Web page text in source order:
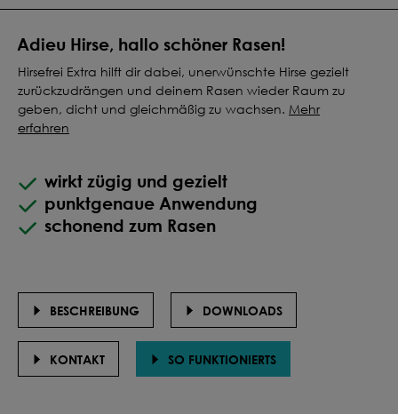
Adieu Hirse, hallo schöner Rasen!
Hirsefrei Extra hilft dir dabei, unerwünschte Hirse gezielt
zurückzudrängen und deinem Rasen wieder Raum zu
geben, dicht und gleichmäßig zu wachsen. Mehr
erfahren
wirkt zügig und gezielt
punktgenaue Anwendung
schonend zum Rasen
BESCHREIBUNG DOWNLOADS
KONTAKT SO FUNKTIONIERTS